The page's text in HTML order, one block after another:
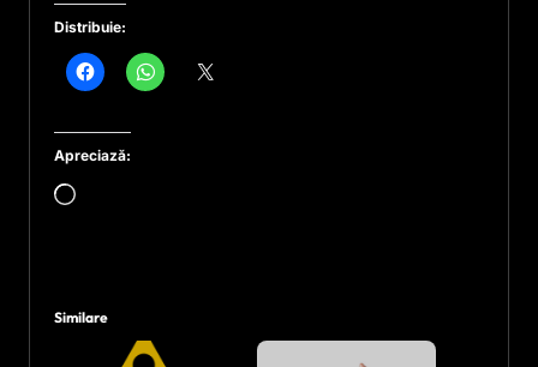
Distribuie:
Apreciază:
Încarc...
Similare